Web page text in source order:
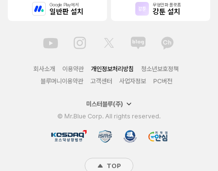
Google Play에서
일반판 설치
무협만화 플랫폼
강툰 설치
회사소개 이용약관 개인정보처리방침
청소년보호정책
블루머니이용약관
고객센터 사업자정보 PC버전
미스터블루(주)
© Mr.Blue Corp. All rights reserved.
TOP